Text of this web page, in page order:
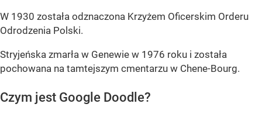
W 1930 została odznaczona Krzyżem Oficerskim Orderu
Odrodzenia Polski.
Stryjeńska zmarła w Genewie w 1976 roku i została
pochowana na tamtejszym cmentarzu w Chene-Bourg.
Czym jest Google Doodle?